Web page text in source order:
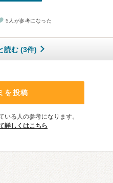
5人が参考になった
読む (3件)
を投稿
る人の参考になります。
詳しくはこちら